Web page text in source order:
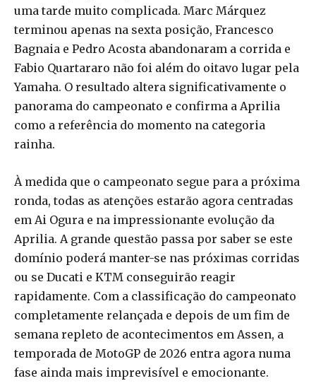
uma tarde muito complicada. Marc Márquez
terminou apenas na sexta posição, Francesco
Bagnaia e Pedro Acosta abandonaram a corrida e
Fabio Quartararo não foi além do oitavo lugar pela
Yamaha. O resultado altera significativamente o
panorama do campeonato e confirma a Aprilia
como a referência do momento na categoria
rainha.
À medida que o campeonato segue para a próxima
ronda, todas as atenções estarão agora centradas
em Ai Ogura e na impressionante evolução da
Aprilia. A grande questão passa por saber se este
domínio poderá manter-se nas próximas corridas
ou se Ducati e KTM conseguirão reagir
rapidamente. Com a classificação do campeonato
completamente relançada e depois de um fim de
semana repleto de acontecimentos em Assen, a
temporada de MotoGP de 2026 entra agora numa
fase ainda mais imprevisível e emocionante.